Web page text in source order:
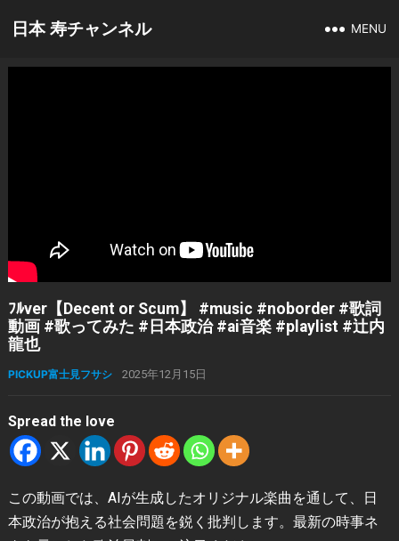
日本 寿チャンネル MENU
ﾌﾙver【Decent or Scum】 #music #noborder #歌詞
動画 #歌ってみた #日本政治 #ai音楽 #playlist #辻内
龍也
PICKUP富士見フサシ 2025年12月15日
Spread the love
この動画では、AIが生成したオリジナル楽曲を通して、日
本政治が抱える社会問題を鋭く批判します。最新の時事ネ